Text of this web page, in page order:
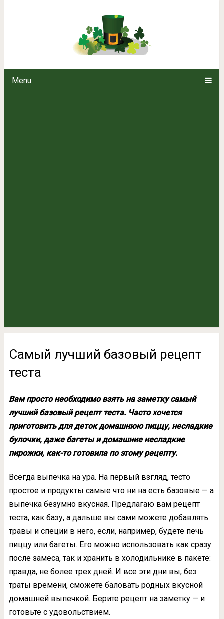
Menu
Самый лучший
Самый лучший базовый рецепт
теста
Вам просто необходимо взять на заметку самый
лучший базовый рецепт теста. Часто хочется
приготовить для деток домашнюю пиццу, несладкие
булочки, даже багеты и домашние несладкие
пирожки, как-то готовила по этому рецепту.
Всегда выпечка на ура. На первый взгляд, тесто
простое и продукты самые что ни на есть базовые — а
выпечка безумно вкусная. Предлагаю вам рецепт
теста, как базу, а дальше вы сами можете добавлять
травы и специи в него, если, например, будете печь
пиццу или багеты. Его можно использовать как сразу
после замеса, так и хранить в холодильнике в пакете:
правда, не более трех дней. И все эти дни вы, без
траты времени, сможете баловать родных вкусной
домашней выпечкой. Берите рецепт на заметку — и
готовьте с удовольствием.